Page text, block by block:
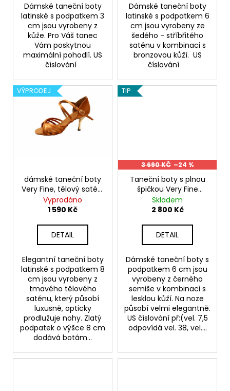
Dámské taneční boty
latinské s podpatkem 3
cm jsou vyrobeny z
kůže. Pro Váš tanec
Vám poskytnou
maximální pohodlí. US
číslování
Dámské taneční boty
latinské s podpatkem 6
cm jsou vyrobeny ze
šedého - stříbřitého
saténu v kombinaci s
bronzovou kůží. US
číslování
VÝPRODEJ
dámské taneční boty
Very Fine, tělový satén,
podpatek 8 cm
Vyprodáno
1 590 Kč
DETAIL
Elegantní taneční boty
latinské s podpatkem 8
cm jsou vyrobeny z
tmavého tělového
saténu, který působí
luxusně, opticky
prodlužuje nohy. Zlatý
podpatek o výšce 8 cm
dodává botám...
TIP
3 690 KČ –24 %
Taneční boty s plnou
špičkou Very Fine
S3801
Skladem
2 800 Kč
DETAIL
Dámské taneční boty s
podpatkem 6 cm jsou
vyrobeny z černého
semiše v kombinaci s
lesklou kůží. Na noze
působí velmi elegantně.
US číslování př:(vel. 7,5
odpovídá vel. 38, vel....
č
u
j
TANEČNÍ
BOTY
PDNEO
PODPATEK